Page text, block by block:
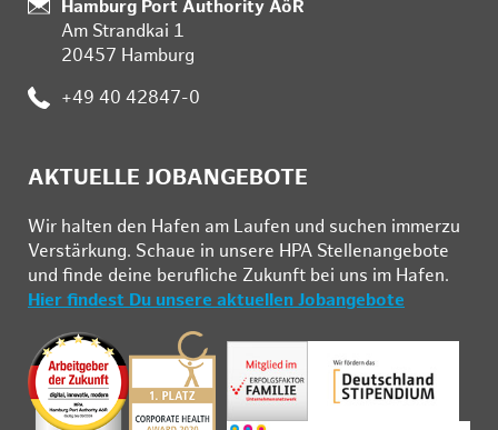
:
Hamburg Port Authority AöR
Am Strandkai 1
20457 Hamburg
: +49 40 42847-0
AKTUELLE JOBANGEBOTE
Wir hal­ten den Ha­fen am Lau­fen und su­chen im­mer­zu
Ver­stär­kung. Schau­e in un­se­re HPA Stel­len­an­ge­bo­te
und fin­de deine be­ruf­li­che Zu­kunft bei uns im Ha­fen.
Hier findest Du unsere aktuellen Jobangebote